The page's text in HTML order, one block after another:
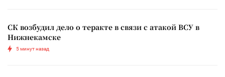
СК возбудил дело о теракте в связи с атакой ВСУ в
Нижнекамске
5 минут назад